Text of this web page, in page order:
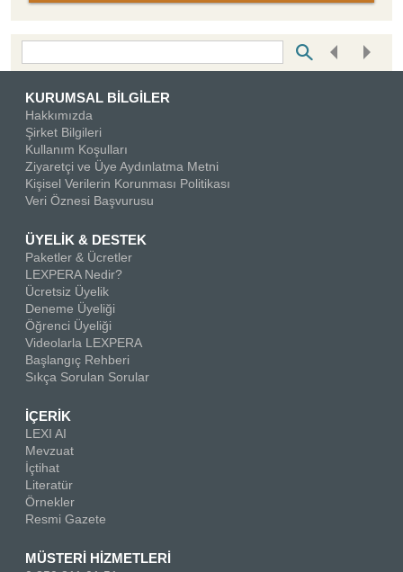
KURUMSAL BİLGİLER
Hakkımızda
Şirket Bilgileri
Kullanım Koşulları
Ziyaretçi ve Üye Aydınlatma Metni
Kişisel Verilerin Korunması Politikası
Veri Öznesi Başvurusu
ÜYELİK & DESTEK
Paketler & Ücretler
LEXPERA Nedir?
Ücretsiz Üyelik
Deneme Üyeliği
Öğrenci Üyeliği
Videolarla LEXPERA
Başlangıç Rehberi
Sıkça Sorulan Sorular
İÇERİK
LEXI AI
Mevzuat
İçtihat
Literatür
Örnekler
Resmi Gazete
MÜSTERİ HİZMETLERİ